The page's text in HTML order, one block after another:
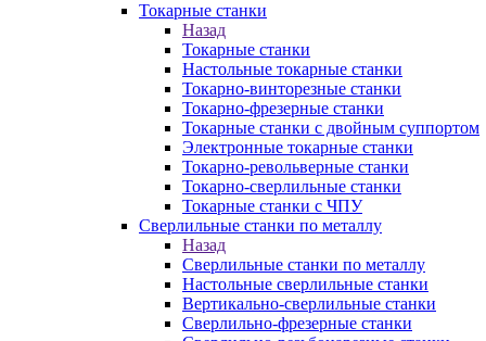
Токарные станки
Назад
Токарные станки
Настольные токарные станки
Токарно-винторезные станки
Токарно-фрезерные станки
Токарные станки с двойным суппортом
Электронные токарные станки
Токарно-револьверные станки
Токарно-сверлильные станки
Токарные станки с ЧПУ
Сверлильные станки по металлу
Назад
Сверлильные станки по металлу
Настольные сверлильные станки
Вертикально-сверлильные станки
Сверлильно-фрезерные станки